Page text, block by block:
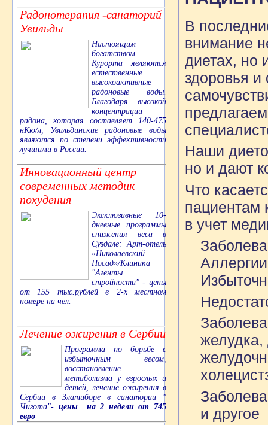
Радонотерапия -санаторий
Увильды
Настоящим
богатством
Курорта являются
естественные
высокоактивные
радоновые воды.
Благодаря высокой
концентрации
радона, которая составляет 140-475
нКю/л, Увильдинские радоновые воды
являются по степени эффективности
лучшими в России.
Инновационный центр
современных методик
похудения
Эксклюзивные 10-
дневные программы
снижения веса в
Суздале: Арт-отель
«Николаевский
Посад»/Клиника
"Агенты
стройности" - цены
от 155 тыс.рублей в 2-х местном
номере на чел.
Лечение ожирения в Сербии
Программа по борьбе с
избыточным весом,
восстановление
метаболизма у взрослых и
детей, лечение ожирения в
Сербии в Златиборе в санатории "
Чигота"- цены на 2 недели от 745
евро
В
внимание
диетах, но
здоровья
Наши
но и дают
Что
пациентам
в учет
желудка,
и другое